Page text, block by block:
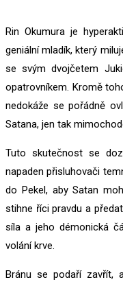
Rin Okumura je
geniální mladík, který
se svým dvojčetem
opatrovníkem. Kromě
nedokáže se pořádně
Satana, jen tak
Tuto skutečnost se
napaden přisluhovači
do Pekel, aby Satan
stihne říci pravdu a
síla a jeho démonická
volání krve.
Bránu se podaří zavřít,